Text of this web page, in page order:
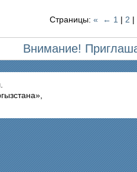
Страницы: « ← 1 | 2 |
Внимание!